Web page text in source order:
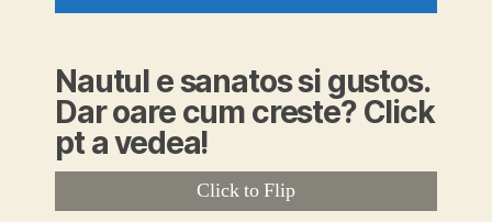
Nautul e sanatos si gustos.
Dar oare cum creste? Click
pt a vedea!
Click to Flip